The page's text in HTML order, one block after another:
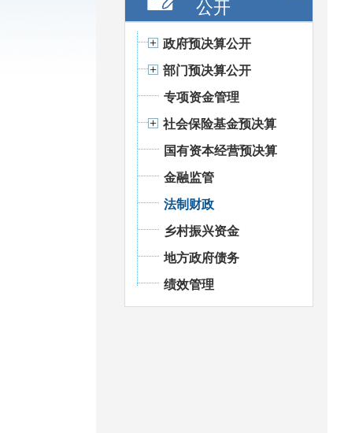
公开
政府预决算公开
部门预决算公开
专项资金管理
社会保险基金预决算
国有资本经营预决算
金融监管
法制财政
乡村振兴资金
地方政府债务
绩效管理